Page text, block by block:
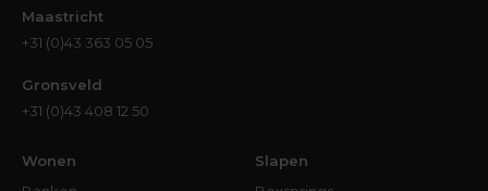
Maastricht
+31 (0)43 363 05 05
Gronsveld
+31 (0)43 408 12 50
Wonen
Slapen